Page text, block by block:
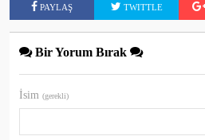
PAYLAŞ TWITTLE
Bir Yorum Bırak
İsim (gerekli)